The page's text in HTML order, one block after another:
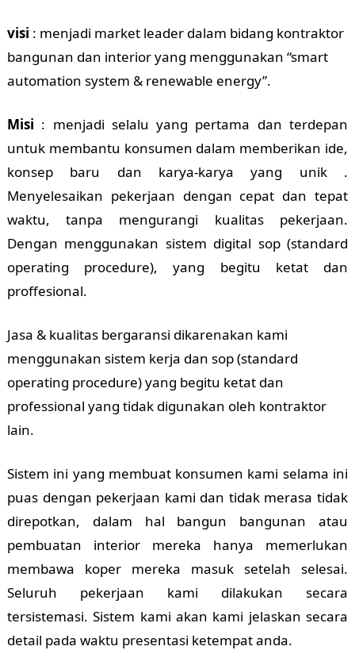
visi : menjadi market leader dalam bidang kontraktor
bangunan dan interior yang menggunakan “smart
automation system & renewable energy”.
Misi : menjadi selalu yang pertama dan terdepan
untuk membantu konsumen dalam memberikan ide,
konsep baru dan karya-karya yang unik .
Menyelesaikan pekerjaan dengan cepat dan tepat
waktu, tanpa mengurangi kualitas pekerjaan.
Dengan menggunakan sistem digital sop (standard
operating procedure), yang begitu ketat dan
proffesional.
Jasa & kualitas bergaransi dikarenakan kami
menggunakan sistem kerja dan sop (standard
operating procedure) yang begitu ketat dan
professional yang tidak digunakan oleh kontraktor
lain.
Sistem ini yang membuat konsumen kami selama ini
puas dengan pekerjaan kami dan tidak merasa tidak
direpotkan, dalam hal bangun bangunan atau
pembuatan interior mereka hanya memerlukan
membawa koper mereka masuk setelah selesai.
Seluruh pekerjaan kami dilakukan secara
tersistemasi. Sistem kami akan kami jelaskan secara
detail pada waktu presentasi ketempat anda.